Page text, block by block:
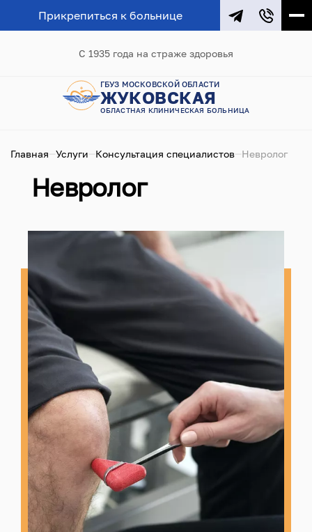
Прикрепиться к больнице
С 1935 года на страже здоровья
ГБУЗ МОСКОВСКОЙ ОБЛАСТИ
ЖУКОВСКАЯ
ОБЛАСТНАЯ КЛИНИЧЕСКАЯ БОЛЬНИЦА
Главная Услуги Консультация специалистов Невролог
Невролог